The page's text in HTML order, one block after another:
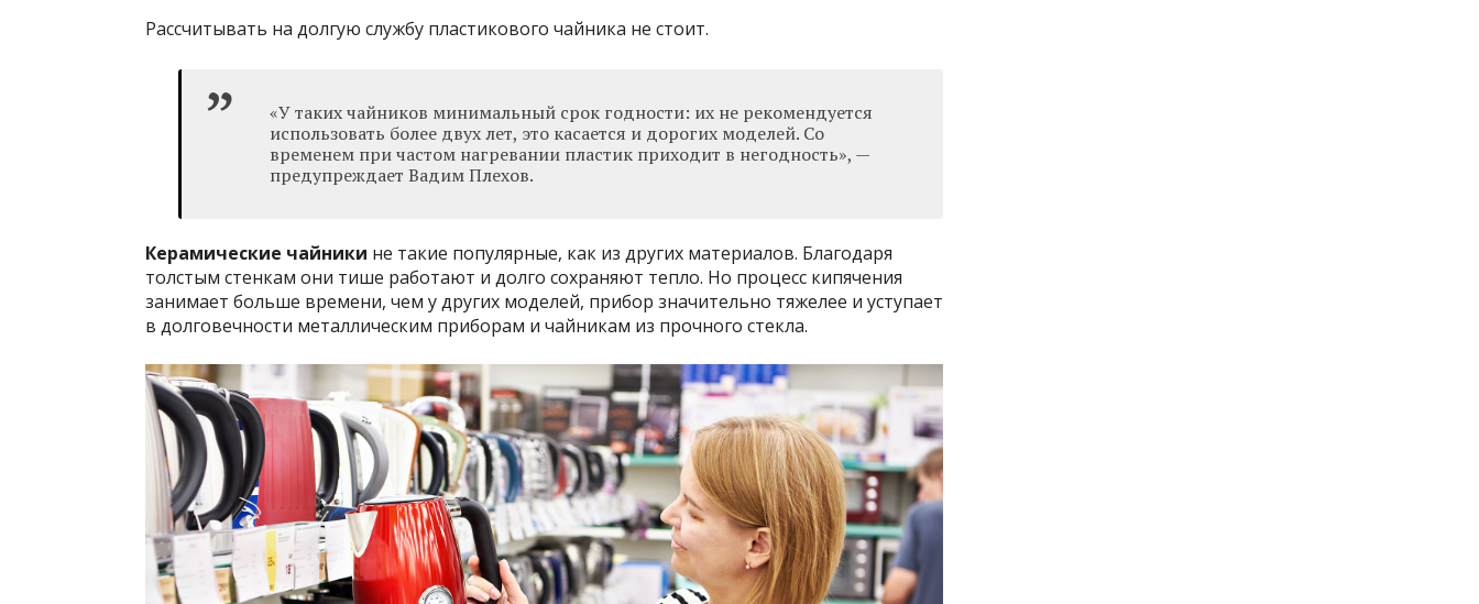
Рассчитывать на долгую службу пластикового чайника не стоит.
«У таких чайников минимальный срок годности: их не рекомендуется
использовать более двух лет, это касается и дорогих моделей. Со
временем при частом нагревании пластик приходит в негодность», —
предупреждает Вадим Плехов.
Керамические чайники не такие популярные, как из других материалов. Благодаря
толстым стенкам они тише работают и долго сохраняют тепло. Но процесс кипячения
занимает больше времени, чем у других моделей, прибор значительно тяжелее и уступает
в долговечности металлическим приборам и чайникам из прочного стекла.